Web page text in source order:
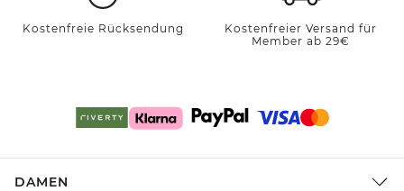
Kostenfreie Rücksendung
Kostenfreier Versand für
Member ab 29€
DAMEN